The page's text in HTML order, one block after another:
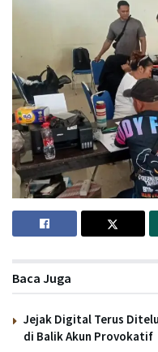
Baca Juga
Jejak Digital Terus
di Balik Akun Provokatif